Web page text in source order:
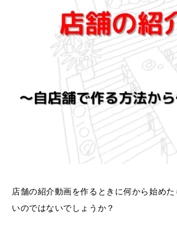
店舗の紹介動画を作るときに何から始め
いのではないでしょうか？